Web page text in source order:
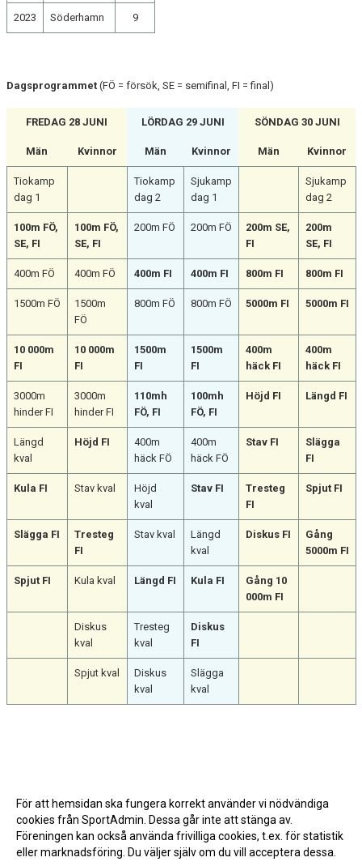
2023 Söderhamn 9
Dagsprogrammet (FÖ = försök, SE = semifinal, FI = final)
FREDAG 28 JUNI LÖRDAG 29 JUNI SÖNDAG 30 JUNI
Män Kvinnor Män Kvinnor Män Kvinnor
Tiokamp
dag 1
Tiokamp
dag 2
Sjukamp
dag 1
Sjukamp
dag 2
100m FÖ,
SE, FI
100m FÖ,
SE, FI
200m FÖ 200m FÖ
200m SE,
FI
200m
SE, FI
400m FÖ 400m FÖ 400m FI 400m FI 800m FI 800m FI
1500m FÖ
1500m
FÖ
800m FÖ 800m FÖ 5000m FI 5000m FI
10 000m
FI
10 000m
FI
1500m
FI
1500m
FI
400m
häck FI
400m
häck FI
3000m
hinder FI
3000m
hinder FI
110mh
FÖ, FI
100mh
FÖ, FI
Höjd FI Längd FI
Längd
kval
Höjd FI
400m
häck FÖ
400m
häck FÖ
Stav FI
Slägga
FI
Kula FI Stav kval
Höjd
kval
Stav FI
Tresteg
FI
Spjut FI
Slägga FI
Tresteg
FI
Stav kval
Längd
kval
Diskus FI
Gång
5000m FI
Spjut FI Kula kval Längd FI Kula FI
Gång 10
000m FI
Diskus
kval
Tresteg
kval
Diskus
FI
Spjut kval
Diskus
kval
Slägga
kval
Till startlistan
För att hemsidan ska fungera korrekt använder vi nödvändiga
cookies från SportAdmin. Dessa går inte att stänga av.
Föreningen kan också använda frivilliga cookies, t.ex. för statistik
eller marknadsföring. Du väljer själv om du vill acceptera dessa.